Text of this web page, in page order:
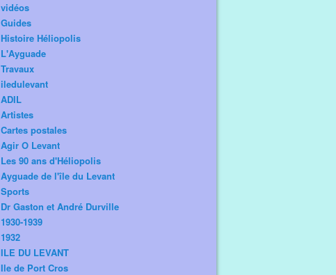
vidéos
Guides
Histoire Héliopolis
L'Ayguade
Travaux
iledulevant
ADIL
Artistes
Cartes postales
Agir O Levant
Les 90 ans d'Héliopolis
Ayguade de l'île du Levant
Sports
Dr Gaston et André Durville
1930-1939
1932
ILE DU LEVANT
Ile de Port Cros